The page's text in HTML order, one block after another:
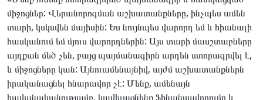
միջոցներ: Վերանորոգման աշխատանքները, ինչպես ամեն
տարի, կսկսվեն մայիսին: Ես նույնպես վարորդ եմ և հիանալի
հասկանում եմ մյուս վարորդներին: Այս տարի մասշտաբները
այդքան մեծ չեն, բայց պայմանագիրն արդեն ստորագրվել է,
և միջոցները կան: Այնուամենայնիվ, այժմ աշխատանքներն
իրականացնել հնարավոր չէ: Մենք, ամենայն
հավանականությամբ, կավելացնենք ֆինանսավորումը և